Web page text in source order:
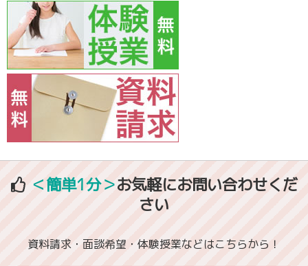
＜簡単1分＞お気軽にお問い合わせくだ
さい
資料請求・面談希望・体験授業などはこちらから！